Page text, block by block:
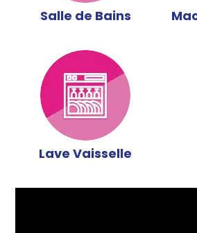
Salle de Bains
Lave Vaisselle